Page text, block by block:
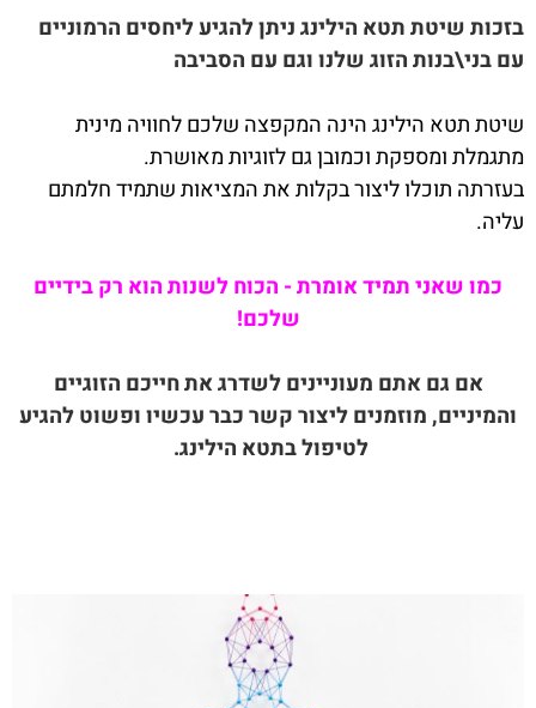
בזכות שיטת תטא הילינג ניתן להגיע ליחסים הרמוניים
עם בני\בנות הזוג שלנו וגם עם הסביבה
שיטת תטא הילינג הינה המקפצה שלכם לחוויה מינית
מתגמלת ומספקת וכמובן גם לזוגיות מאושרת.
בעזרתה תוכלו ליצור בקלות את המציאות שתמיד חלמתם
עליה.
כמו שאני תמיד אומרת - הכוח לשנות הוא רק בידיים
שלכם!
אם גם אתם מעוניינים לשדרג את חייכם הזוגיים
והמיניים, מוזמנים ליצור קשר כבר עכשיו ופשוט להגיע
לטיפול בתטא הילינג.